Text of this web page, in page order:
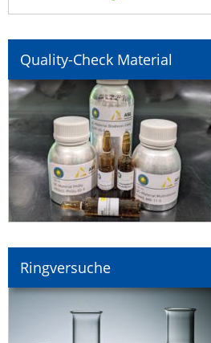
Quality-Check Material
Ringversuche